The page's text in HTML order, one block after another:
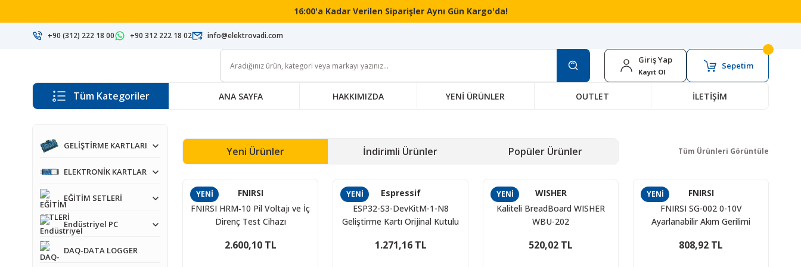
16:00'a Kadar Verilen Siparişler Aynı Gün Kargo'da!
+90 (312) 222 18 00 +90 312 222 18 02 info@elektrovadi.com
Giriş Yap
Kayıt Ol
Sepetim
Tüm Kategoriler ANA SAYFA HAKKIMIZDA YENİ ÜRÜNLER OUTLET İLETİŞİM
GELİŞTİRME KARTLARI
ELEKTRONİK KARTLAR
EĞİTİM SETLERİ
Endüstriyel PC
DAQ-DATA LOGGER
Yeni Ürünler İndirimli Ürünler Popüler Ürünler Tüm Ürünleri Görüntüle
YENİ
FNIRSI
FNIRSI HRM‑10 Pil Voltajı ve İç
Direnç Test Cihazı
2.600,10 TL
YENİ
Espressif
ESP32-S3-DevKitM-1-N8
Geliştirme Kartı Orijinal Kutulu
1.271,16 TL
YENİ
WISHER
Kaliteli BreadBoard WISHER
WBU-202
520,02 TL
YENİ
FNIRSI
FNIRSI SG-002 0-10V
Ayarlanabilir Akım Gerilimi
Jeneratörü
808,92 TL